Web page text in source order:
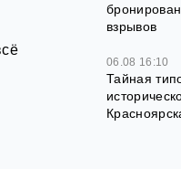
взрывов
06.08 16:10
Тайная